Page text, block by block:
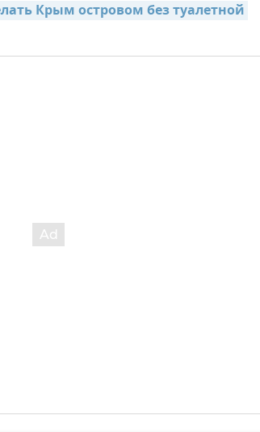
Крым островом без туалетной